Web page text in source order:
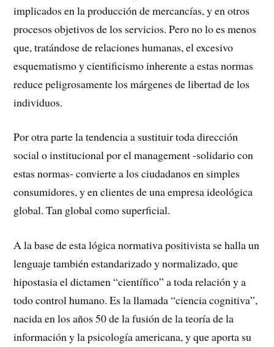
implicados en la producción de mercancías, y en otros
procesos objetivos de los servicios. Pero no lo es menos
que, tratándose de relaciones humanas, el excesivo
esquematismo y cientificismo inherente a estas normas
reduce peligrosamente los márgenes de libertad de los
individuos.
Por otra parte la tendencia a sustituir toda dirección
social o institucional por el management -solidario con
estas normas- convierte a los ciudadanos en simples
consumidores, y en clientes de una empresa ideológica
global. Tan global como superficial.
A la base de esta lógica normativa positivista se halla un
lenguaje también estandarizado y normalizado, que
hipostasia el dictamen “científico” a toda relación y a
todo control humano. Es la llamada “ciencia cognitiva”,
nacida en los años 50 de la fusión de la teoría de la
información y la psicología americana, y que aporta su